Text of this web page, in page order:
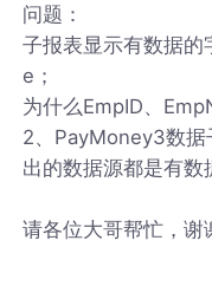
问题：
子报表显示有数据
e；
为什么EmpID、
2、PayMoney3数据
出的数据源都是有数
请各位大哥帮忙，谢